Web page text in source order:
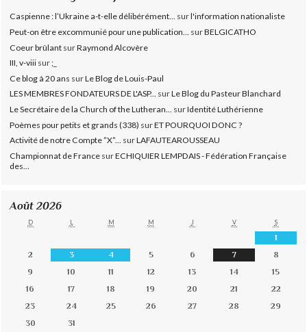
Caspienne : l’Ukraine a-t-elle délibérément... surl'information nationaliste
Peut-on être excommunié pour une publication...
surBELGICATHO
Coeur brûlant surRaymond Alcovère
III, v-viii sur;_
Ce blog à 20 ans surLe Blog de Louis-Paul
LES MEMBRES FONDATEURS DE L'ASP... surLe Blog du Pasteur Blanchard
Le Secrétaire de la Church of the Lutheran...
surIdentité Luthérienne
Poèmes pour petits et grands (338) surET POURQUOI DONC ?
Activité de notre Compte ”X”... surLAFAUTEAROUSSEAU
Championnat de France surECHIQUIER LEMPDAIS - Fédération Française
des...
Août 2026
D L M M J V S
1
2
3 4 5 6 7
8
9
10 11 12 13 14
15
16
17 18 19 20 21
22
23
24 25 26 27 28
29
30
31